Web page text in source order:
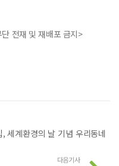
전재 및 재배포 금지>
세계환경의 날 기념 우리동네
다음기사